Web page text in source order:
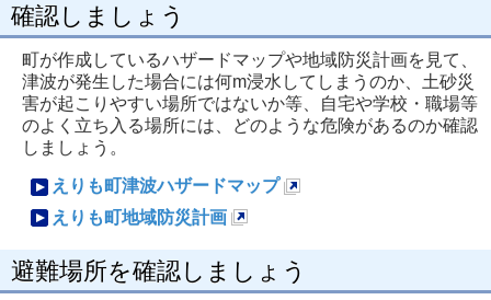
確認しましょう
町が作成しているハザードマップや地域防災計画を見て、
津波が発生した場合には何m浸水してしまうのか、土砂災
害が起こりやすい場所ではないか等、自宅や学校・職場等
のよく立ち入る場所には、どのような危険があるのか確認
しましょう。
えりも町津波ハザードマップ
ペ
えりも町地域防災計画
規
避難場所を確認しましょう